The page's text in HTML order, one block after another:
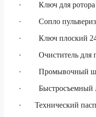
· Ключ для ротора
· Сопло
· Ключ плоский
· Очиститель для
· Промывочный
· Быстросъемный
· Технический